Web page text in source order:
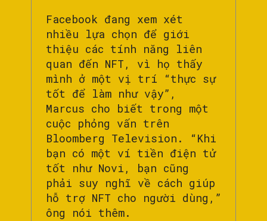
Facebook đang xem xét
nhiều lựa chọn để giới
thiệu các tính năng liên
quan đến NFT, vì họ thấy
mình ở một vị trí “thực sự
tốt để làm như vậy”,
Marcus cho biết trong một
cuộc phỏng vấn trên
Bloomberg Television. “Khi
bạn có một ví tiền điện tử
tốt như Novi, bạn cũng
phải suy nghĩ về cách giúp
hỗ trợ NFT cho người dùng,”
ông nói thêm.